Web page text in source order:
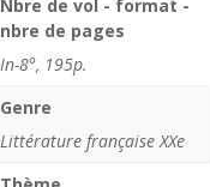
Nbre de vol - format -
nbre de pages
In-8°, 195p.
Genre
Littérature française XXe